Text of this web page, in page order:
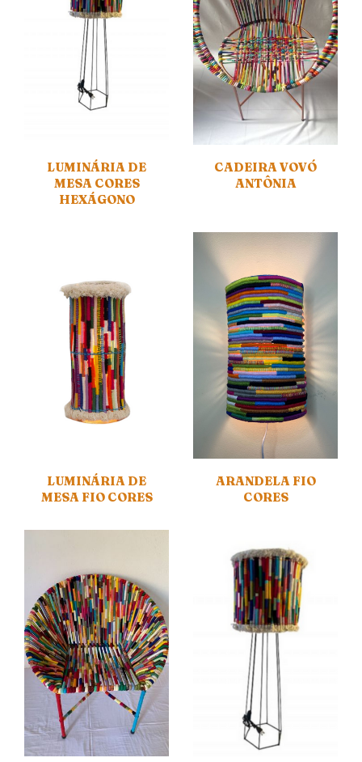
LUMINÁRIA DE
MESA CORES
HEXÁGONO
CADEIRA VOVÓ
ANTÔNIA
LUMINÁRIA DE
MESA FIO CORES
ARANDELA FIO
CORES